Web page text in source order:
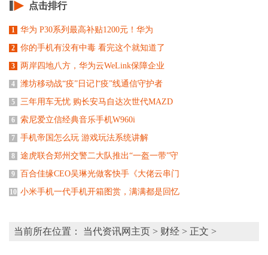
点击排行
1 华为 P30系列最高补贴1200元！华为
2 你的手机有没有中毒 看完这个就知道了
3 两岸四地八方，华为云WeLink保障企业
4 潍坊移动战“疫”日记∣“疫”线通信守护者
5 三年用车无忧 购长安马自达次世代MAZD
6 索尼爱立信经典音乐手机W960i
7 手机帝国怎么玩 游戏玩法系统讲解
8 途虎联合郑州交警二大队推出“一盔一带”守
9 百合佳缘CEO吴琳光做客快手《大佬云串门
10 小米手机一代手机开箱图赏，满满都是回忆
当前所在位置： 当代资讯网主页 > 财经 > 正文 >